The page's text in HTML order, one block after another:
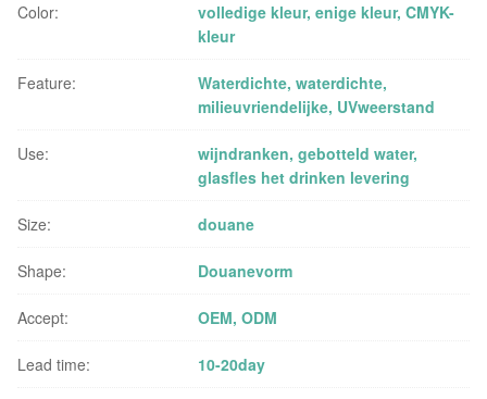
Color:
volledige kleur, enige kleur, CMYK-
kleur
Feature:
Waterdichte, waterdichte,
milieuvriendelijke, UVweerstand
Use:
wijndranken, gebotteld water,
glasfles het drinken levering
Size: douane
Shape: Douanevorm
Accept: OEM, ODM
Lead time: 10-20day